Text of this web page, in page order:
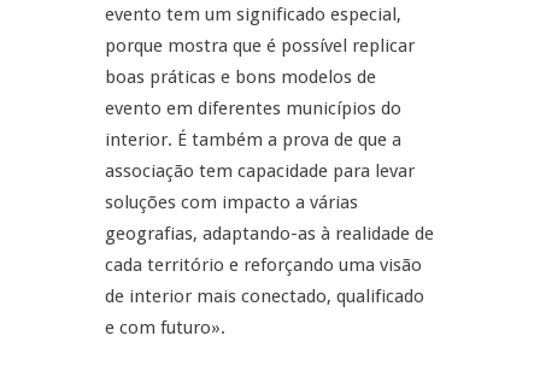
evento tem um significado especial,
porque mostra que é possível replicar
boas práticas e bons modelos de
evento em diferentes municípios do
interior. É também a prova de que a
associação tem capacidade para levar
soluções com impacto a várias
geografias, adaptando-as à realidade de
cada território e reforçando uma visão
de interior mais conectado, qualificado
e com futuro».